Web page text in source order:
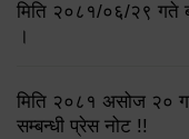
मिति २०८१/०६/२९ गते
।
मिति २०८१ असोज २०
सम्बन्धी प्रेस नोट !!